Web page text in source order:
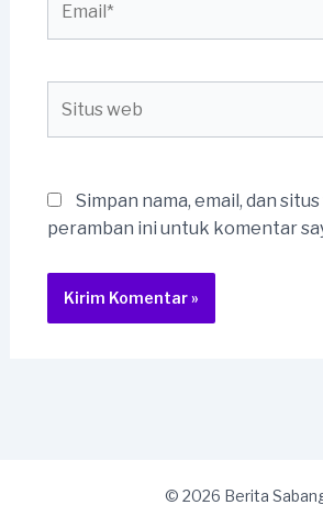
web
Simpan nama, email, dan
peramban ini untuk komentar
© 2026 Berita